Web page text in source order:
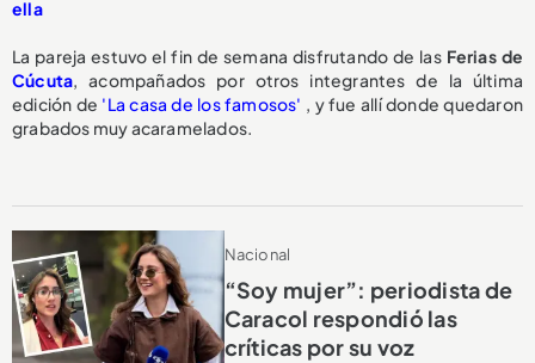
ella
La pareja estuvo el fin de semana disfrutando de las Ferias de
Cúcuta, acompañados por otros integrantes de la última
edición de 'La casa de los famosos' , y fue allí donde quedaron
grabados muy acaramelados.
Nacional
“Soy mujer”: periodista de
Caracol respondió las
críticas por su voz